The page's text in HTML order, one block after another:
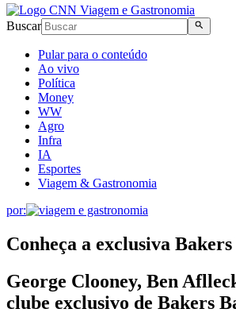
Buscar
Pular para o conteúdo
Ao vivo
Política
Money
WW
Agro
Infra
IA
Esportes
Viagem & Gastronomia
por:
Conheça a exclusiva
George Clooney, Ben
clube exclusivo de Bakers